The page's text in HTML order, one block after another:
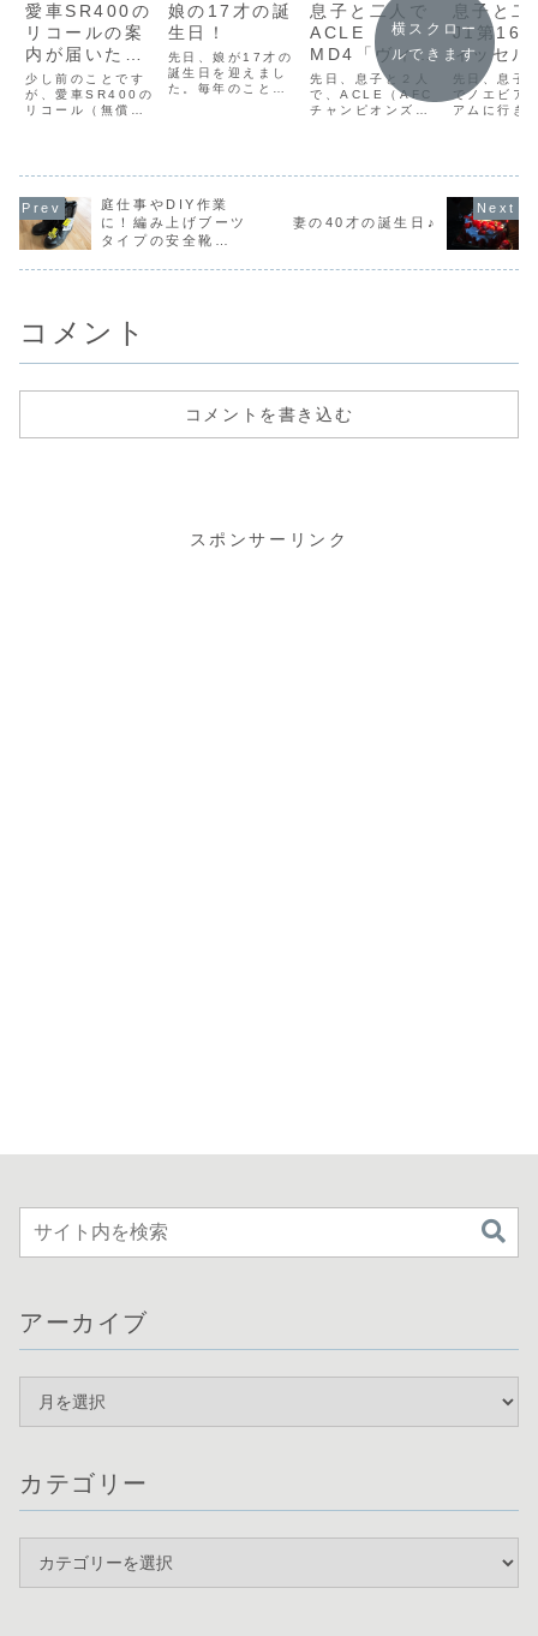
愛車SR400の
リコールの案
内が届いたの
で近所のお店
で作業をお願
いしました
少し前のことです
が、愛車SR400の
リコール（無償修
に貼ってある騒音
りがあるので、ラ
ベルを貼り替える
必要がある』との
ことで、性能や安
全性に影響がある
娘の17才の誕
生日！
先日、娘が17才の
誕生日を迎えまし
た。毎年のことで
ンアボカド丼でし
た♪そして、食後に
は妻の手づくりケ
ーキを食べまし
息子と二人で
ACLE
MD4「ヴィッ
セル神戸 vs
光州FC」を観
てきました！
先日、息子と２人
で、ACLE（AFC
チャンピオンズリ
を観てきました。
息子の部活が無い
子をスグに車に乗
息子と二
J1第16
ィッセル
vs 東京
ディ」を
きました
先日、息子
でノエビア
アムに行き
ました。前
負けていて
に、その次
ァンカップ
もPK戦の末
たので、こ
横スクロー
ルできます
庭仕事やDIY作業
に！編み上げブーツ
タイプの安全靴
妻の40才の誕生日♪
コメント
コメントを書き込む
スポンサーリンク
アーカイブ
カテゴリー